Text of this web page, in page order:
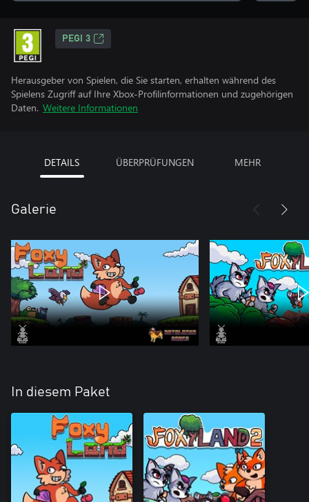
PEGI 3
Herausgeber von Spielen, die Sie starten, erhalten während des
Spielens Zugriff auf Ihre Xbox-Profilinformationen und zugehörigen
Daten. Weitere Informationen
DETAILS ÜBERPRÜFUNGEN MEHR
Galerie
In diesem Paket